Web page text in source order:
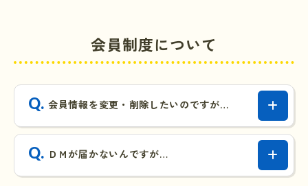
会員制度について
会員情報を変更・削除したいのですが…
ＤＭが届かないんですが…